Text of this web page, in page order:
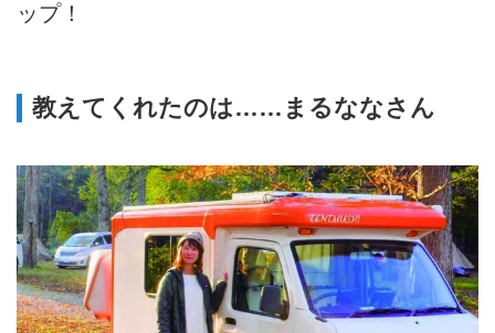
ップ！
教えてくれたのは……まるななさん